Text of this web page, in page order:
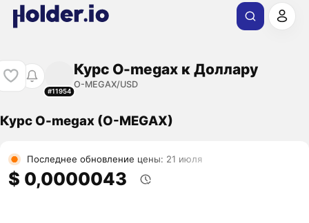
#11954
Курс O-megax к Доллару
O-MEGAX/USD
Курс O-megax (O-MEGAX)
Последнее обновление цены: 21 июля
$ 0,0000043